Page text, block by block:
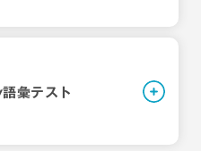
彙テスト
れる心の広さや優しさ
る社会に対応できる知